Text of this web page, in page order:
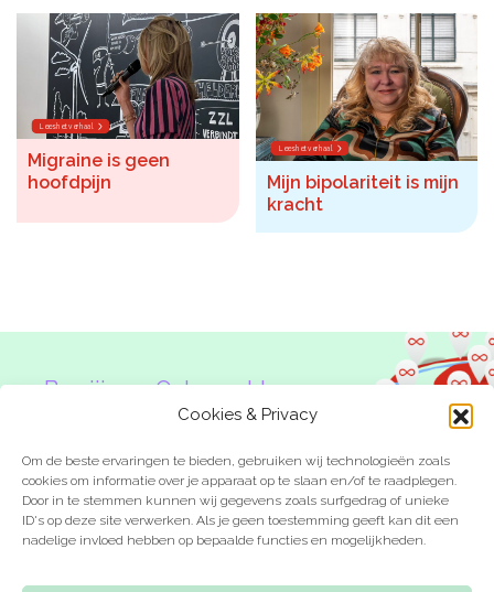
Cookies & Privacy
Om de beste ervaringen te bieden, gebruiken wij technologieën zoals
cookies om informatie over je apparaat op te slaan en/of te raadplegen.
Door in te stemmen kunnen wij gegevens zoals surfgedrag of unieke
ID's op deze site verwerken. Als je geen toestemming geeft kan dit een
nadelige invloed hebben op bepaalde functies en mogelijkheden.
Lees het verhaal
Migraine is geen
hoofdpijn
Lees het verhaal
Mijn bipolariteit is mijn
kracht
Ben jij een Onbeperkte